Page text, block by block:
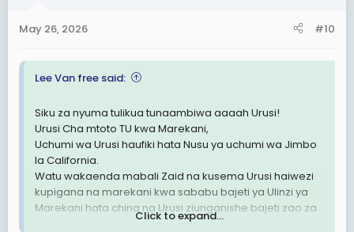
s
May 26, 2026 #10
Lee Van free said:
Siku za nyuma tulikua tunaambiwa aaaah Urusi!
Urusi Cha mtoto TU kwa Marekani,
Uchumi wa Urusi haufiki hata Nusu ya uchumi wa Jimbo
la California.
Watu wakaenda mabali Zaid na kusema Urusi haiwezi
kupigana na marekani kwa sababu bajeti ya Ulinzi ya
Marekani hata china na Urusi ziunganishe bajeti zao za
ulinzi hazifiki kwa bajeti ya Ulinzi ya Marekani.
Click to expand...